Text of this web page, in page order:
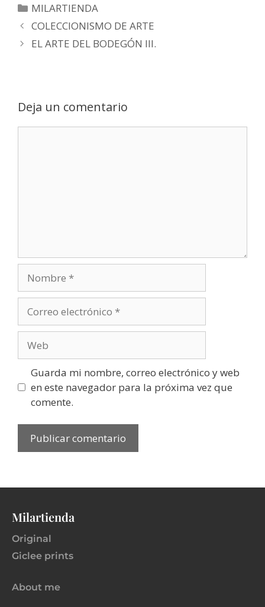
MILARTIENDA
COLECCIONISMO DE ARTE
EL ARTE DEL BODEGÓN III.
Deja un comentario
Guarda mi nombre, correo electrónico y web
en este navegador para la próxima vez que
comente.
Milartienda
Original
Giclee prints
About me